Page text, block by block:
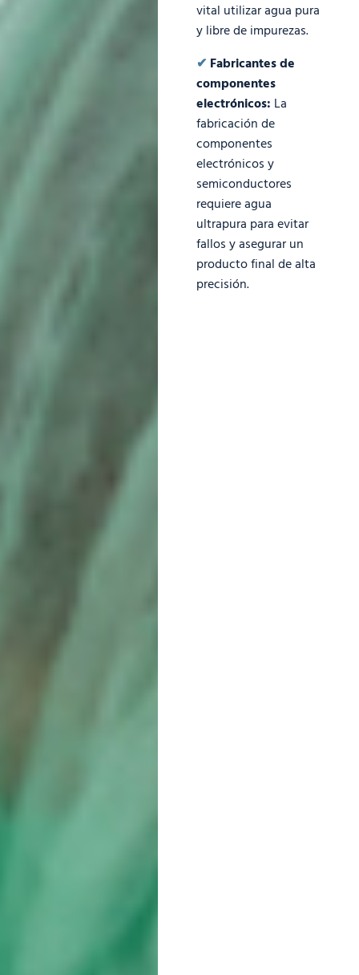
vital utilizar agua pura
y libre de impurezas.
✔ Fabricantes de
componentes
electrónicos: La
fabricación de
componentes
electrónicos y
semiconductores
requiere agua
ultrapura para evitar
fallos y asegurar un
producto final de alta
precisión.